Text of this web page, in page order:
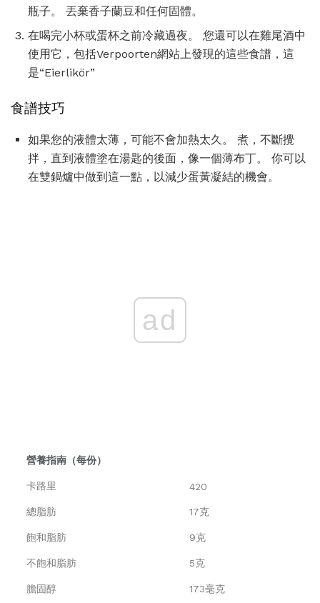
瓶子。 丟棄香子蘭豆和任何固體。
在喝完小杯或蛋杯之前冷藏過夜。 您還可以在雞尾酒中
使用它，包括Verpoorten網站上發現的這些食譜，這
是“Eierlikör”
食譜技巧
如果您的液體太薄，可能不會加熱太久。 煮，不斷攪
拌，直到液體塗在湯匙的後面，像一個薄布丁。 你可以
在雙鍋爐中做到這一點，以減少蛋黃凝結的機會。
ad
營養指南（每份）
卡路里 420
總脂肪 17克
飽和脂肪 9克
不飽和脂肪 5克
膽固醇 173毫克